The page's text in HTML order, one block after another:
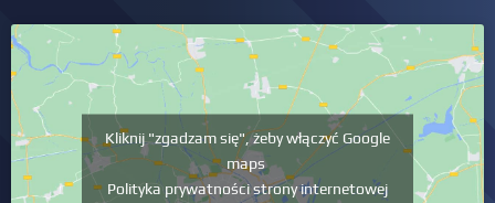
Kliknij "zgadzam się", żeby włączyć Google
maps
Polityka prywatności strony internetowej